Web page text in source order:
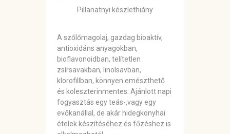
Pillanatnyi készlethiány
A szőlőmagolaj, gazdag bioaktív,
antioxidáns anyagokban,
bioflavonoidban, telítetlen
zsírsavakban, linolsavban,
klorofillban, könnyen emészthető
és koleszterinmentes. Ajánlott napi
fogyasztás egy teás-,vagy egy
evőkanállal, de akár hidegkonyhai
ételek készítéséhez és főzéshez is